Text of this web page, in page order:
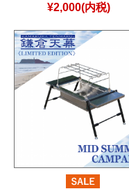
¥2,000(内税)